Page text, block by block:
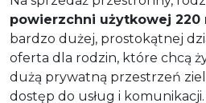
powierzchni użytkowej 220
bardzo dużej, prostokątnej
oferta dla rodzin, które chcą
dużą prywatną przestrzeń
dostęp do usług i komunikacji.